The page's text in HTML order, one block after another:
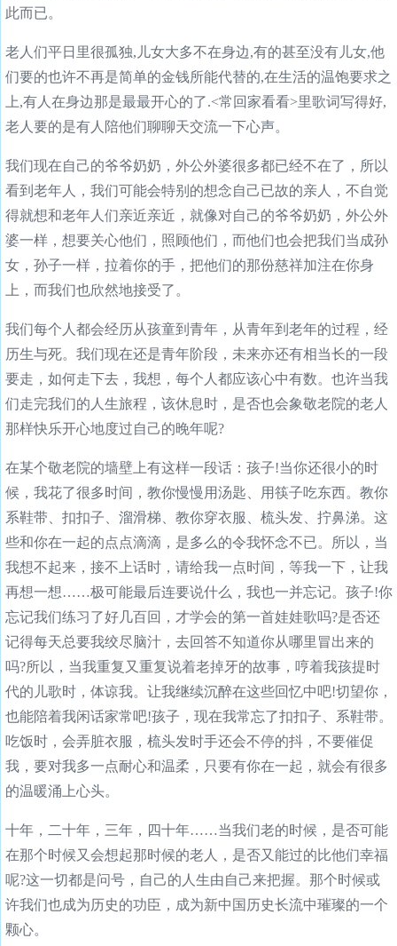
此而已。
老人们平日里很孤独,儿女大多不在身边,有的甚至没有儿女,他
们要的也许不再是简单的金钱所能代替的,在生活的温饱要求之
上,有人在身边那是最最开心的了.<常回家看看>里歌词写得好,
老人要的是有人陪他们聊聊天交流一下心声。
我们现在自己的爷爷奶奶，外公外婆很多都已经不在了，所以
看到老年人，我们可能会特别的想念自己已故的亲人，不自觉
得就想和老年人们亲近亲近，就像对自己的爷爷奶奶，外公外
婆一样，想要关心他们，照顾他们，而他们也会把我们当成孙
女，孙子一样，拉着你的手，把他们的那份慈祥加注在你身
上，而我们也欣然地接受了。
我们每个人都会经历从孩童到青年，从青年到老年的过程，经
历生与死。我们现在还是青年阶段，未来亦还有相当长的一段
要走，如何走下去，我想，每个人都应该心中有数。也许当我
们走完我们的人生旅程，该休息时，是否也会象敬老院的老人
那样快乐开心地度过自己的晚年呢?
在某个敬老院的墙壁上有这样一段话：孩子!当你还很小的时
候，我花了很多时间，教你慢慢用汤匙、用筷子吃东西。教你
系鞋带、扣扣子、溜滑梯、教你穿衣服、梳头发、拧鼻涕。这
些和你在一起的点点滴滴，是多么的令我怀念不已。所以，当
我想不起来，接不上话时，请给我一点时间，等我一下，让我
再想一想……极可能最后连要说什么，我也一并忘记。孩子!你
忘记我们练习了好几百回，才学会的第一首娃娃歌吗?是否还
记得每天总要我绞尽脑汁，去回答不知道你从哪里冒出来的
吗?所以，当我重复又重复说着老掉牙的故事，哼着我孩提时
代的儿歌时，体谅我。让我继续沉醉在这些回忆中吧!切望你，
也能陪着我闲话家常吧!孩子，现在我常忘了扣扣子、系鞋带。
吃饭时，会弄脏衣服，梳头发时手还会不停的抖，不要催促
我，要对我多一点耐心和温柔，只要有你在一起，就会有很多
的温暖涌上心头。
十年，二十年，三年，四十年……当我们老的时候，是否可能
在那个时候又会想起那时候的老人，是否又能过的比他们幸福
呢?这一切都是问号，自己的人生由自己来把握。那个时候或
许我们也成为历史的功臣，成为新中国历史长流中璀璨的一个
颗心。